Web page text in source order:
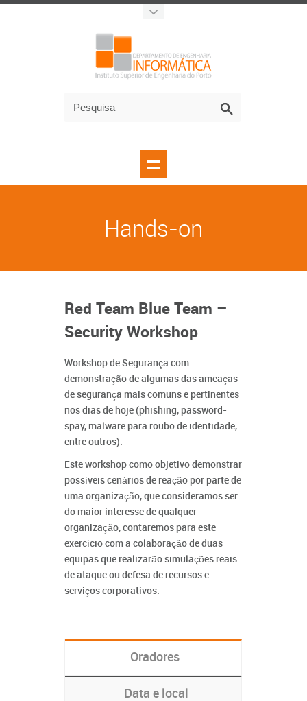
Hands-on
Red Team Blue Team –
Security Workshop
Workshop de Segurança com
demonstração de algumas das ameaças
de segurança mais comuns e pertinentes
nos dias de hoje (phishing, password-
spay, malware para roubo de identidade,
entre outros).
Este workshop como objetivo demonstrar
possíveis cenários de reação por parte de
uma organização, que consideramos ser
do maior interesse de qualquer
organização, contaremos para este
exercício com a colaboração de duas
equipas que realizarão simulações reais
de ataque ou defesa de recursos e
serviços corporativos.
Oradores
Data e local